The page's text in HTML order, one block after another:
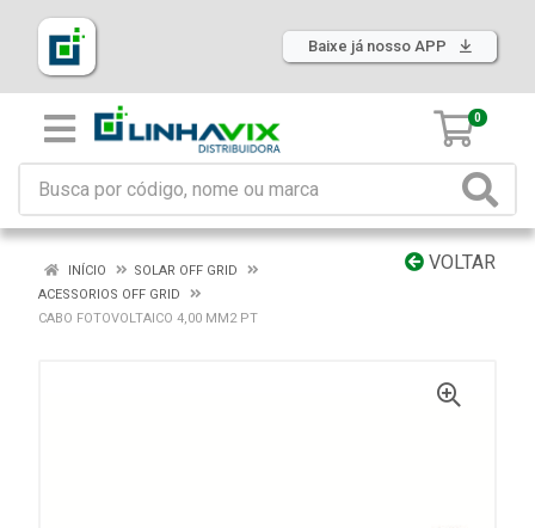
Baixe já nosso APP
0
VOLTAR
INÍCIO
SOLAR OFF GRID
ACESSORIOS OFF GRID
CABO FOTOVOLTAICO 4,00 MM2 PT